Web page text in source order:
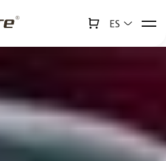
ES
↻ x